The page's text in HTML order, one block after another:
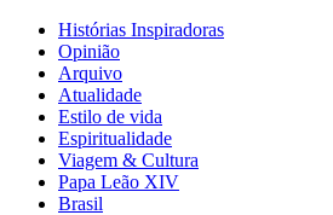
Histórias Inspiradoras
Opinião
Arquivo
Atualidade
Estilo de vida
Espiritualidade
Viagem & Cultura
Papa Leão XIV
Brasil